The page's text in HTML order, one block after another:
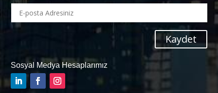
Kaydet
Sosyal Medya Hesaplarımız